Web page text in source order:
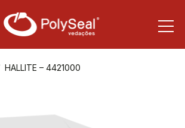
HALLITE – 4421000